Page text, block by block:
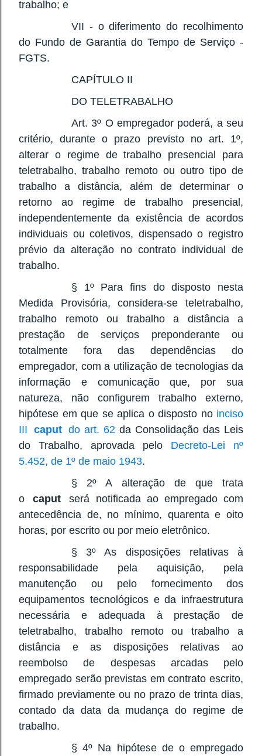
trabalho; e
VII - o diferimento do recolhimento
do Fundo de Garantia do Tempo de Serviço -
FGTS.
CAPÍTULO II
DO TELETRABALHO
Art. 3º O empregador poderá, a seu
critério, durante o prazo previsto no art. 1º,
alterar o regime de trabalho presencial para
teletrabalho, trabalho remoto ou outro tipo de
trabalho a distância, além de determinar o
retorno ao regime de trabalho presencial,
independentemente da existência de acordos
individuais ou coletivos, dispensado o registro
prévio da alteração no contrato individual de
trabalho.
§ 1º Para fins do disposto nesta
Medida Provisória, considera-se teletrabalho,
trabalho remoto ou trabalho a distância a
prestação de serviços preponderante ou
totalmente fora das dependências do
empregador, com a utilização de tecnologias da
informação e comunicação que, por sua
natureza, não configurem trabalho externo,
hipótese em que se aplica o disposto no inciso
III caput do art. 62 da Consolidação das Leis
do Trabalho, aprovada pelo Decreto-Lei nº
5.452, de 1º de maio 1943.
§ 2º A alteração de que trata
o
caput
será notificada ao empregado com
antecedência de, no mínimo, quarenta e oito
horas, por escrito ou por meio eletrônico.
§ 3º As disposições relativas à
responsabilidade pela aquisição, pela
manutenção ou pelo fornecimento dos
equipamentos tecnológicos e da infraestrutura
necessária e adequada à prestação de
teletrabalho, trabalho remoto ou trabalho a
distância e as disposições relativas ao
reembolso de despesas arcadas pelo
empregado serão previstas em contrato escrito,
firmado previamente ou no prazo de trinta dias,
contado da data da mudança do regime de
trabalho.
§ 4º Na hipótese de o empregado